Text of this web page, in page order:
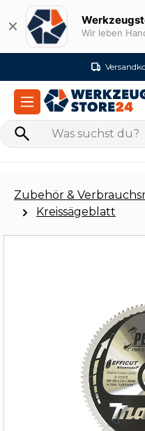
Zum Hauptinhalt
✕ Wir leben
Zubehör &
Kreissägeblatt